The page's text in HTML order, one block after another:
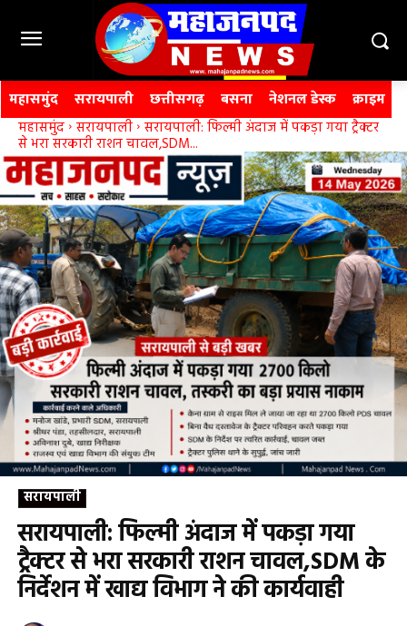
महासमुंद सरायपाली छत्तीसगढ़ बसना नेशनल डेस्क क्राइम
महासमुंद सरायपाली सरायपाली: फिल्मी अंदाज में पकड़ा गया ट्रैक्टर
से भरा सरकारी राशन चावल,SDM...
सरायपाली
सरायपाली: फिल्मी अंदाज में पकड़ा गया
ट्रैक्टर से भरा सरकारी राशन चावल,SDM के
निर्देशन में खाद्य विभाग ने की कार्यवाही